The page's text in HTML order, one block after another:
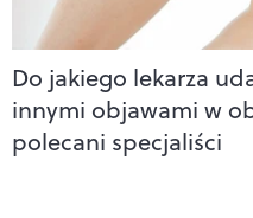
Do jakiego lekarza
innymi objawami w
polecani specjaliści